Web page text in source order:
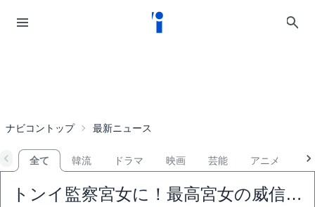
ナビコントップ 最新ニュース
全て 韓流 ドラマ 映画 芸能 アニメ
トンイ監察宮女に！最高宮女の威信…